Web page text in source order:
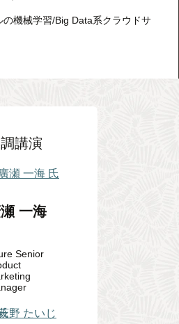
機械学習/Big Data系クラウドサ
講演
一海
Senior